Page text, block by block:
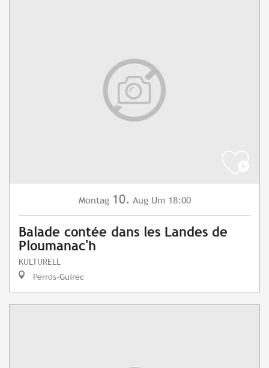
Montag 10. Aug Um 18:00
Balade contée dans les Landes de
Ploumanac'h
KULTURELL
Perros-Guirec